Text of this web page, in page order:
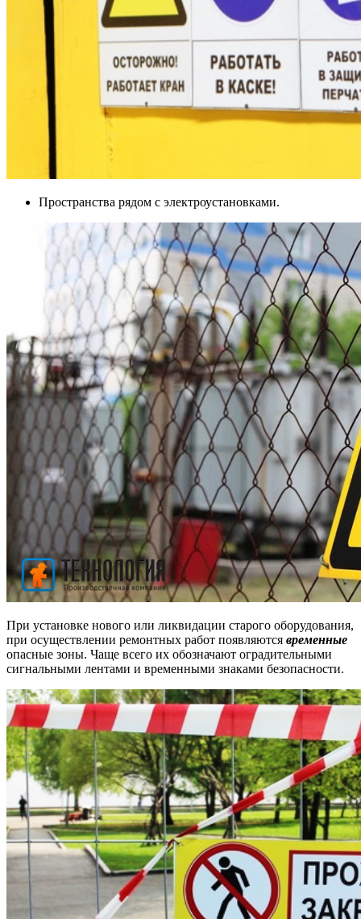
Пространства рядом с электроустановками.
При установке нового или ликвидации старого оборудования,
при осуществлении ремонтных работ появляются временные
опасные зоны. Чаще всего их обозначают оградительными
сигнальными лентами и временными знаками безопасности.